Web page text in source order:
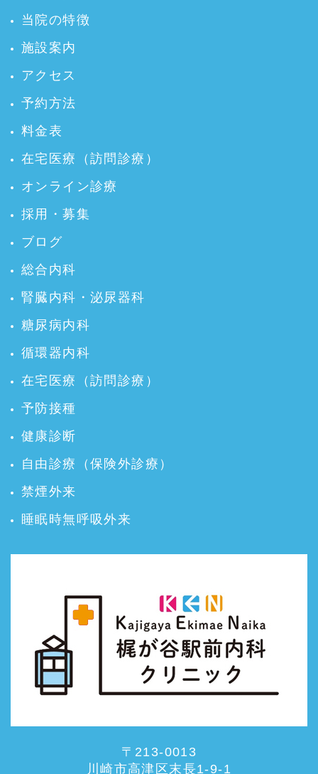
当院の特徴
施設案内
アクセス
予約方法
料金表
在宅医療（訪問診療）
オンライン診療
採用・募集
ブログ
総合内科
腎臓内科・泌尿器科
糖尿病内科
循環器内科
在宅医療（訪問診療）
予防接種
健康診断
自由診療（保険外診療）
禁煙外来
睡眠時無呼吸外来
〒213-0013
川崎市高津区末長1-9-1